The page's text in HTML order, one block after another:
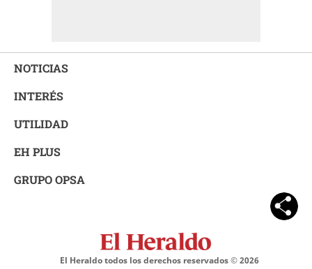
NOTICIAS
INTERÉS
UTILIDAD
EH PLUS
GRUPO OPSA
El Heraldo todos los derechos reservados ©2026